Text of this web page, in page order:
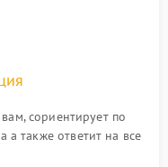
сориентирует по
а также ответит на все